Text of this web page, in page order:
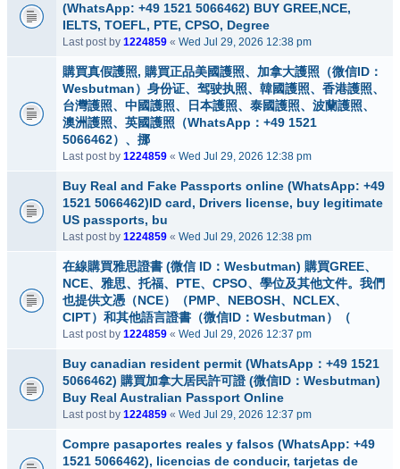
(WhatsApp: +49 1521 5066462) BUY GREE,NCE,
IELTS, TOEFL, PTE, CPSO, Degree
Last post by 1224859 « Wed Jul 29, 2026 12:38 pm
購買真假護照, 購買正品美國護照、加拿大護照（微信ID：
Wesbutman）身份证、驾驶执照、韓國護照、香港護照、
台灣護照、中國護照、日本護照、泰國護照、波蘭護照、
澳洲護照、英國護照（WhatsApp：+49 1521
5066462）、挪
Last post by 1224859 « Wed Jul 29, 2026 12:38 pm
Buy Real and Fake Passports online (WhatsApp: +49
1521 5066462)ID card, Drivers license, buy legitimate
US passports, bu
Last post by 1224859 « Wed Jul 29, 2026 12:38 pm
在線購買雅思證書 (微信 ID：Wesbutman) 購買GREE、
NCE、雅思、托福、PTE、CPSO、學位及其他文件。我們
也提供文憑（NCE）（PMP、NEBOSH、NCLEX、
CIPT）和其他語言證書（微信ID：Wesbutman）（
Last post by 1224859 « Wed Jul 29, 2026 12:37 pm
Buy canadian resident permit (WhatsApp：+49 1521
5066462) 購買加拿大居民許可證 (微信ID：Wesbutman)
Buy Real Australian Passport Online
Last post by 1224859 « Wed Jul 29, 2026 12:37 pm
Compre pasaportes reales y falsos (WhatsApp: +49
1521 5066462), licencias de conducir, tarjetas de